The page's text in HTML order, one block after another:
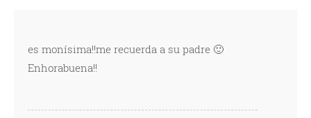
es monísima!!me recuerda a su padre 🙂
Enhorabuena!!